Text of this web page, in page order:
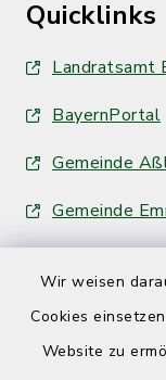
Wir weisen
Cookies
Website zu
Quicklinks
Landratsamt
BayernPortal
Gemeinde
Gemeinde